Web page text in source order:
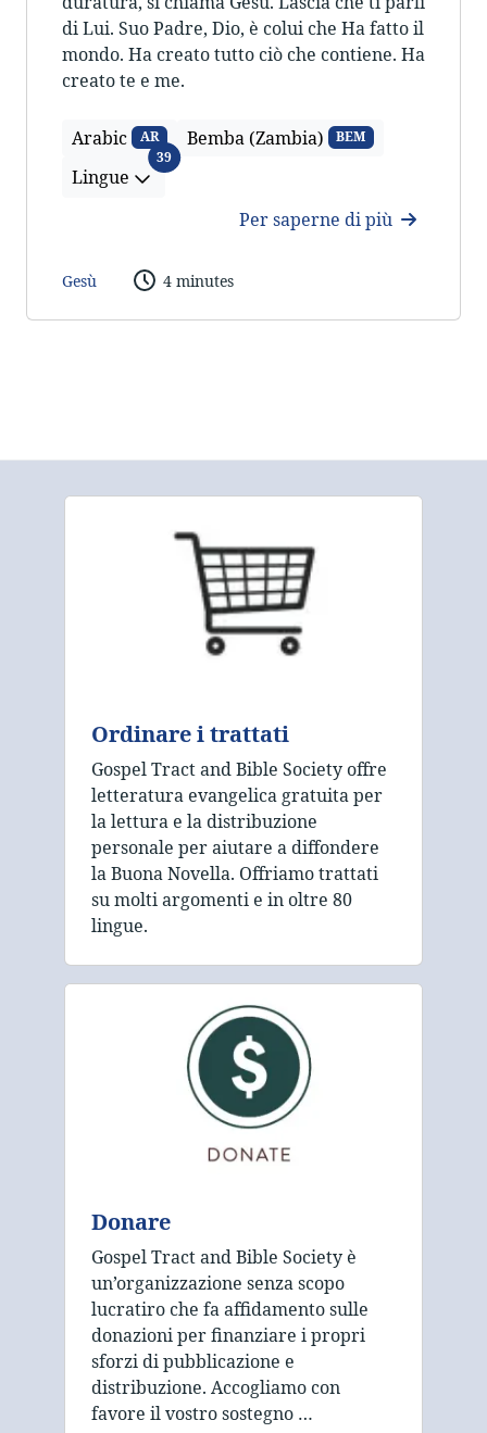
di Lui. Suo Padre, Dio, è colui che Ha fatto il
mondo. Ha creato tutto ciò che contiene. Ha
creato te e me.
Arabic AR Bemba (Zambia) BEM
Lingue
39Lingue
Per saperne di più
Gesù 4 minutes
Ordinare i trattati
Gospel Tract and Bible Society offre
letteratura evangelica gratuita per
la lettura e la distribuzione
personale per aiutare a diffondere
la Buona Novella. Offriamo trattati
su molti argomenti e in oltre 80
lingue.
Donare
Gospel Tract and Bible Society è
un’organizzazione senza scopo
lucratiro che fa affidamento sulle
donazioni per finanziare i propri
sforzi di pubblicazione e
distribuzione. Accogliamo con
favore il vostro sostegno …